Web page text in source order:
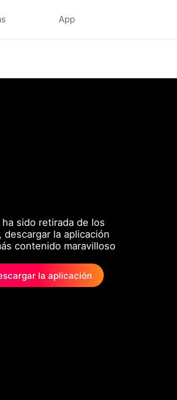
App
ha sido retirada de los
descargar la aplicación
contenido maravilloso
la aplicación